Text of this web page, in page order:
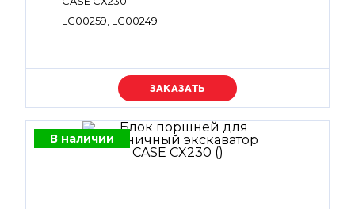
LC00259, LC00249
Уточняйте цену
В наличии